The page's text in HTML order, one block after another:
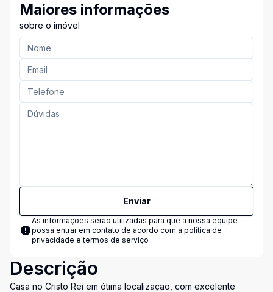
Maiores informações
sobre o imóvel
Enviar
As informações serão utilizadas para que a nossa equipe
possa entrar em contato de acordo com a política de
privacidade e termos de serviço
Descrição
Casa no Cristo Rei em ótima localizaçao, com excelente